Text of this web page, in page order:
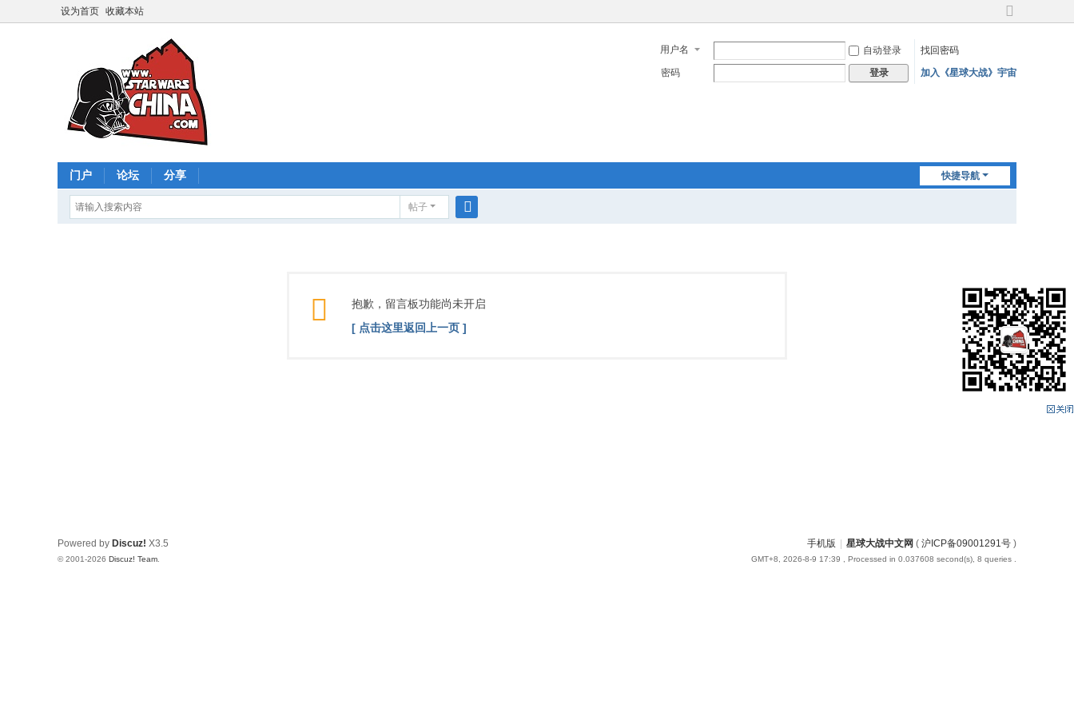
设为首页 收藏本站
切
宽
用户名 自动登录
找回密码
密码
登录 加入《星球大战》宇宙
快捷导航
门户 论坛 分享
帖子
抱歉，留言板功能尚未开启
[ 点击这里返回上一页 ]
手机版 星球大战中文网 ( 沪ICP备09001291号 )
GMT+8, 2026-8-9 17:39 , Processed in 0.037608 second(s), 8 queries .
Powered by Discuz! X3.5
© 2001-2026 Discuz! Team